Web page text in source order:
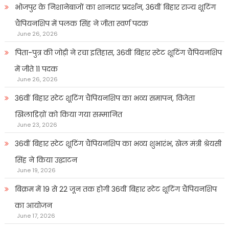
भोजपुर के निशानेबाजों का शानदार प्रदर्शन, 36वीं बिहार राज्य शूटिंग
चैंपियनशिप में पलक सिंह ने जीता स्वर्ण पदक
June 26, 2026
पिता-पुत्र की जोड़ी ने रचा इतिहास, 36वीं बिहार स्टेट शूटिंग चैंपियनशिप
में जीते 11 पदक
June 26, 2026
36वीं बिहार स्टेट शूटिंग चैंपियनशिप का भव्य समापन, विजेता
खिलाडिय़ों को किया गया सम्मानित
June 23, 2026
36वीं बिहार स्टेट शूटिंग चैंपियनशिप का भव्य शुभारंभ, खेल मंत्री श्रेयसी
सिंह ने किया उद्घाटन
June 19, 2026
बिक्रम में 19 से 22 जून तक होगी 36वीं बिहार स्टेट शूटिंग चैंपियनशिप
का आयोजन
June 17, 2026